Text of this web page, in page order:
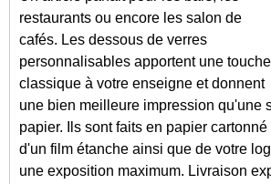
restaurants ou encore les salon de
cafés. Les dessous de verres
personnalisables apportent une touche
classique à votre enseigne et donnent
une bien meilleure impression qu'une
papier. Ils sont faits en papier
d'un film étanche ainsi que de votre
une exposition maximum. Livraison